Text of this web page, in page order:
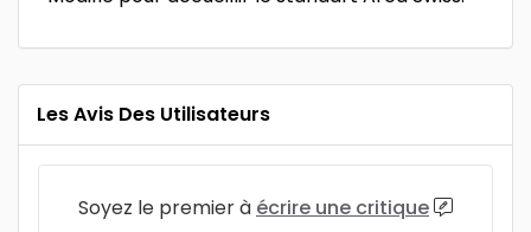
Les Avis Des Utilisateurs
Soyez le premier à écrire une critique